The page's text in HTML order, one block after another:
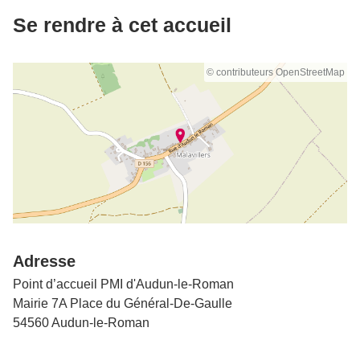
Se rendre à cet accueil
© contributeurs OpenStreetMap
Adresse
Point d’accueil PMI d'Audun-le-Roman
Mairie 7A Place du Général-De-Gaulle
54560 Audun-le-Roman